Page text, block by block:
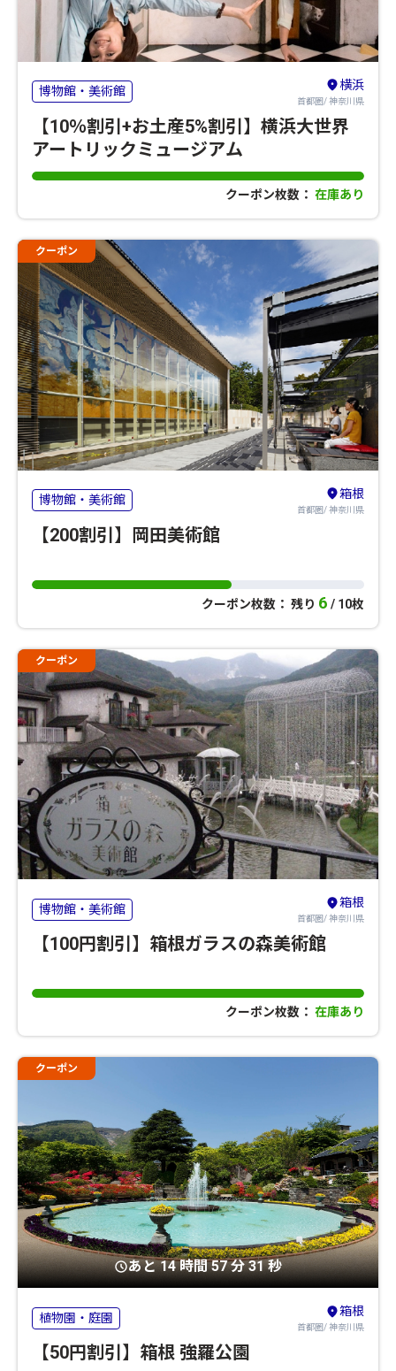
博物館・美術館 横浜
首都圏/ 神奈川県
【10％割引+お土産5%割引】横浜大世界
アートリックミュージアム
クーポン枚数： 在庫あり
クーポン
博物館・美術館 箱根
首都圏/ 神奈川県
【200割引】岡田美術館
クーポン枚数： 残り 6 / 10枚
クーポン
博物館・美術館 箱根
首都圏/ 神奈川県
【100円割引】箱根ガラスの森美術館
クーポン枚数： 在庫あり
クーポン
あと 14 時間 57 分 31 秒
植物園・庭園 箱根
首都圏/ 神奈川県
【50円割引】箱根 強羅公園